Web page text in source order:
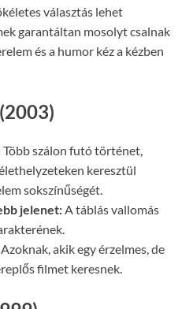
választás lehet
garantáltan mosolyt csalnak
és a humor kéz a kézben
Több szálon futó történet,
keresztül
sokszínűségét.
jelenet:A táblás vallomás
Azoknak, akik egy érzelmes, de
filmet keresnek.